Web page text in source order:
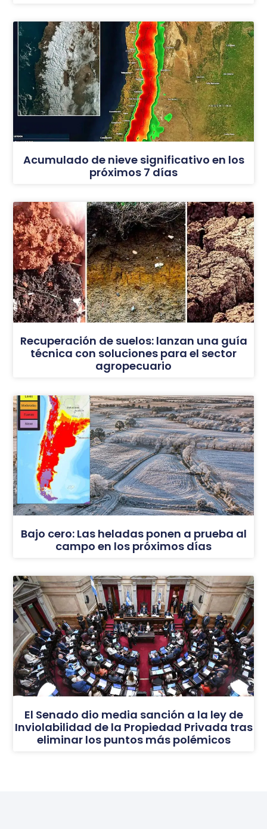
Acumulado de nieve significativo en los
próximos 7 días
Recuperación de suelos: lanzan una guía
técnica con soluciones para el sector
agropecuario
Bajo cero: Las heladas ponen a prueba al
campo en los próximos días
El Senado dio media sanción a la ley de
Inviolabilidad de la Propiedad Privada tras
eliminar los puntos más polémicos